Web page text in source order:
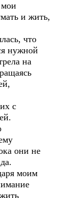
и жить,
что
нужной
на
с
они не
моим